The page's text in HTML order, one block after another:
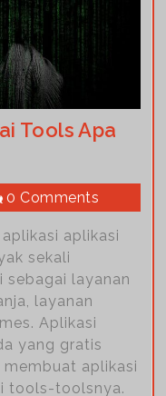
Tools Apa
0 Comments
aplikasi
sekali
sebagai layanan
layanan
Aplikasi
yang gratis
membuat aplikasi
tools-toolsnya.